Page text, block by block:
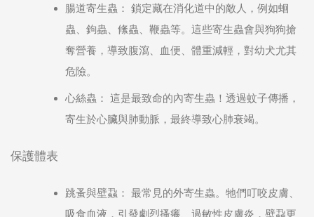
腸道寄生蟲： 鎖定藏在消化道中的敵人，例如蛔
蟲、鉤蟲、絛蟲、鞭蟲等。這些寄生蟲會與狗狗搶
奪營養，導致腹瀉、血便、體重減輕，對幼犬尤其
危險。
心絲蟲： 這是最致命的內寄生蟲！透過蚊子傳播，
寄生於心臟與肺動脈，最終導致心肺衰竭。
保護體表
跳蚤與壁蝨： 最常見的外寄生蟲。牠們叮咬皮膚、
吸食血液，引發劇烈搔癢、過敏性皮膚炎，壁蝨更